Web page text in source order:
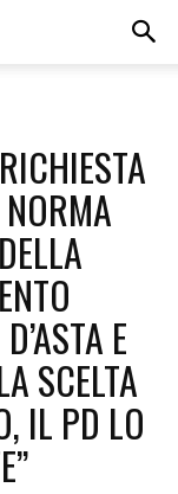
E
SCELTA
IL PD LO